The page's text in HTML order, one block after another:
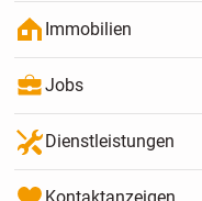
Immobilien
Jobs
Dienstleistungen